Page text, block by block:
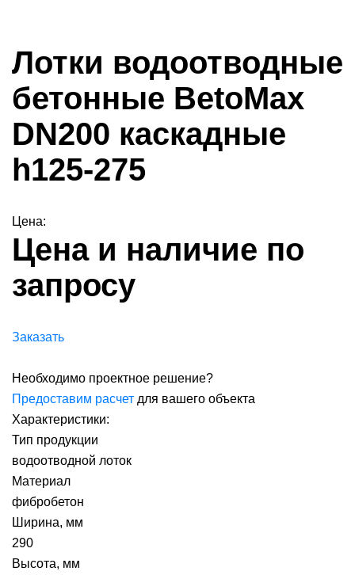
Лотки водоотводные
бетонные BetoMax
DN200 каскадные
h125-275
Цена:
Цена и наличие по
запросу
Заказать
Необходимо проектное решение?
Предоставим расчет для вашего объекта
Характеристики:
Тип продукции
водоотводной лоток
Материал
фибробетон
Ширина, мм
290
Высота, мм